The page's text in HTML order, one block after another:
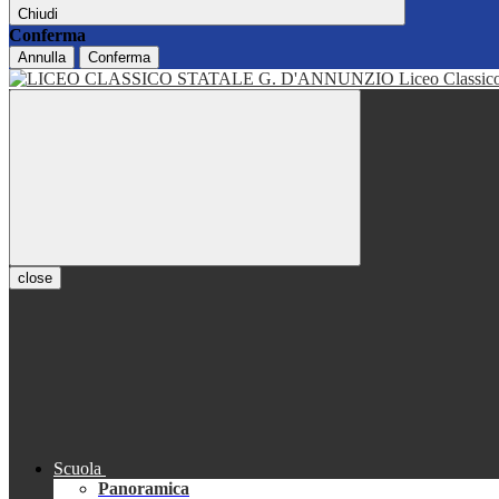
Chiudi
Conferma
Annulla Conferma
Liceo
close
Scuola
Panoramica